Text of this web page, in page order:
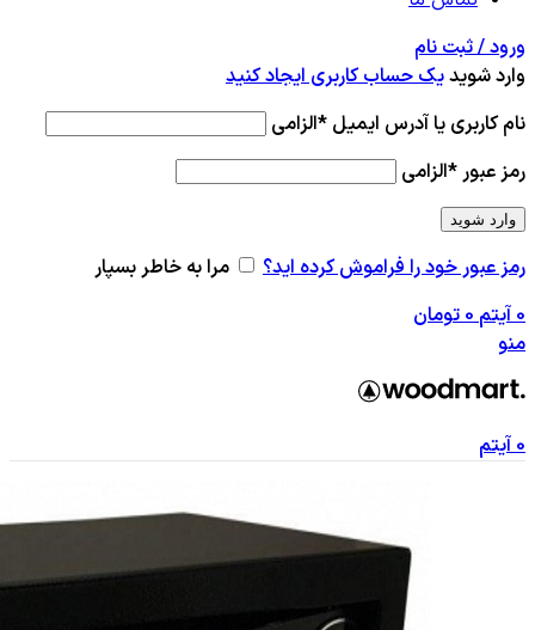
ورود / ثبت نام
وارد شویدیک حساب کاربری ایجاد کنید
نام کاربری یا آدرس ایمیل *الزامی
رمز عبور*الزامی
وارد شوید
رمز عبور خود را فراموش کرده اید؟
مرا به خاطر بسپار
0آیتم 0تومان
منو
0آیتم